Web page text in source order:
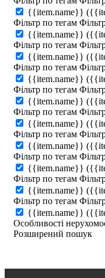
{{item.name}}
Фільтр по тегам
{{item.name}}
Фільтр по тегам
{{item.name}}
Фільтр по тегам
{{item.name}}
Фільтр по тегам
{{item.name}}
Фільтр по тегам
{{item.name}}
Фільтр по тегам
{{item.name}}
Фільтр по тегам
{{item.name}}
Фільтр по тегам
{{item.name}}
Фільтр по тегам
{{item.name}}
Особливості
Розширений пошук